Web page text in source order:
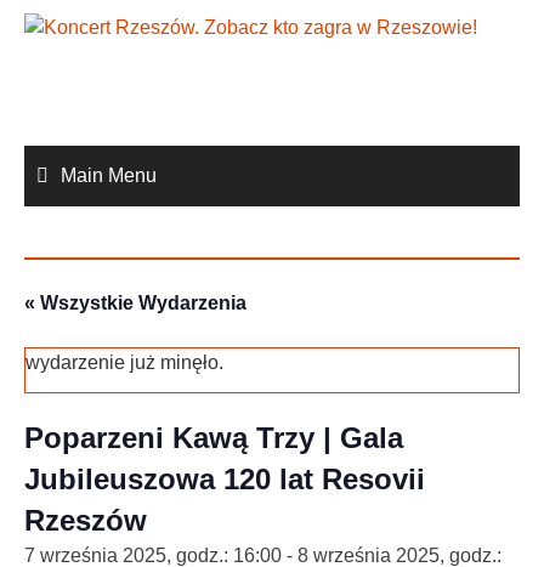
Skip
Main Menu
« Wszystkie Wydarzenia
wydarzenie już minęło.
Poparzeni Kawą Trzy | Gala
Jubileuszowa 120 lat Resovii
Rzeszów
7 września 2025, godz.: 16:00 - 8 września 2025, godz.: